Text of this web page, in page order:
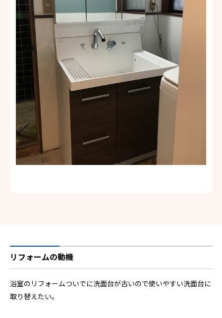
リフォームの動機
浴室のリフォームついでに洗面台が古いので使いやすい洗面台に
取り替えたい。